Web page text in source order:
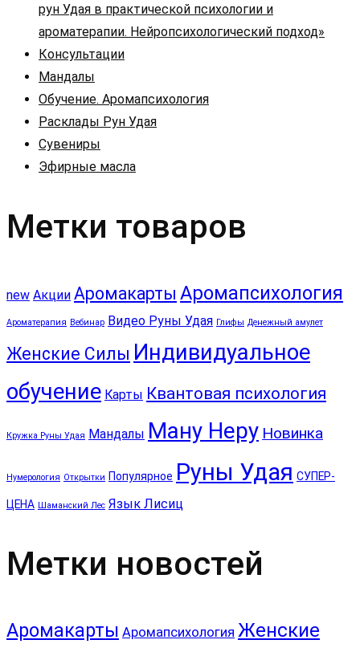
рун Удая в практической психологии и
ароматерапии. Нейропсихологический подход»
Консультации
Мандалы
Обучение. Аромапсихология
Расклады Рун Удая
Сувениры
Эфирные масла
Метки товаров
new Акции Аромакарты Аромапсихология
Ароматерапия Вебинар Видео Руны Удая Глифы Денежный амулет
Женские Силы Индивидуальное
обучение Карты Квантовая психология
Кружка Руны Удая Мандалы Ману Неру Новинка
Нумерология Открытки Популярное Руны Удая СУПЕР-
ЦЕНА Шаманский Лес Язык Лисиц
Метки новостей
Аромакарты Аромапсихология Женские